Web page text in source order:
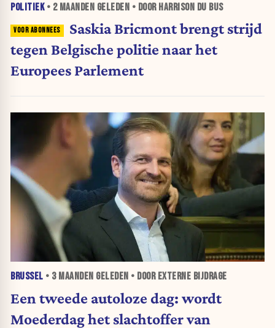
POLITIEK• 2 MAANDEN GELEDEN • DOOR HARRISON DU BUS
Saskia Bricmont brengt strijd
tegen Belgische politie naar het
Europees Parlement
BRUSSEL • 3 MAANDEN GELEDEN • DOOR EXTERNE BIJDRAGE
Een tweede autoloze dag: wordt
Moederdag het slachtoffer van